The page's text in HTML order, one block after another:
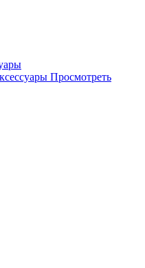
Просмотреть